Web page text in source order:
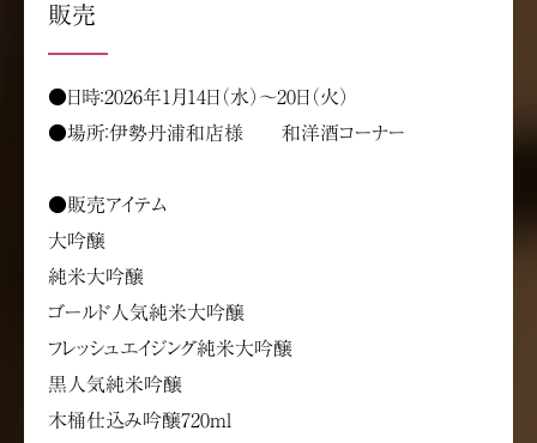
販売
●日時：2026年1月14日（水）～20日（火）
●場所：伊勢丹浦和店様 和洋酒コーナー
●販売アイテム
大吟醸
純米大吟醸
ゴールド人気純米大吟醸
フレッシュエイジング純米大吟醸
黒人気純米吟醸
木桶仕込み吟醸720ml